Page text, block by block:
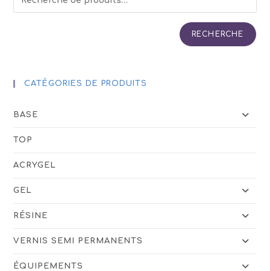
RECHERCHE
CATÉGORIES DE PRODUITS
BASE
TOP
ACRYGEL
GEL
RÉSINE
VERNIS SEMI PERMANENTS
ÉQUIPEMENTS